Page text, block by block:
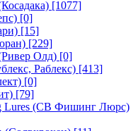
[1077]
[0]
[15]
[229]
Олд) [0]
Раблекс) [413]
[0]
[79]
Lures (СВ Фишинг Люрс)